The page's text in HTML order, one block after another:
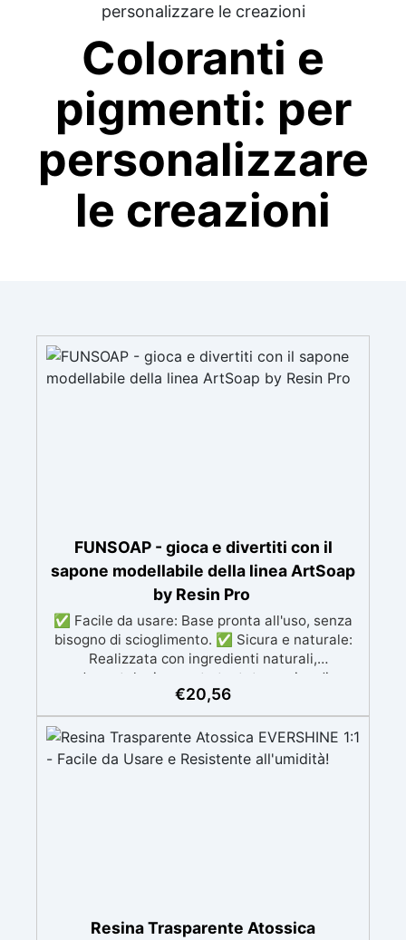
personalizzare le creazioni
Coloranti e
pigmenti: per
personalizzare
le creazioni
FUNSOAP - gioca e divertiti con il
sapone modellabile della linea ArtSoap
by Resin Pro
✅ Facile da usare: Base pronta all'uso, senza
bisogno di scioglimento. ✅ Sicura e naturale:
Realizzata con ingredienti naturali,
dermatologicamente testata e priva di
sostanze nocive. ✅ Versatile e creativa: Crea
saponi personalizzati, decorativi e unici in pochi
minuti. ✅ Adatta a regali e decorazioni:
Perfetta per realizzare saponi personalizzati e
€20,56
Resina Trasparente Atossica